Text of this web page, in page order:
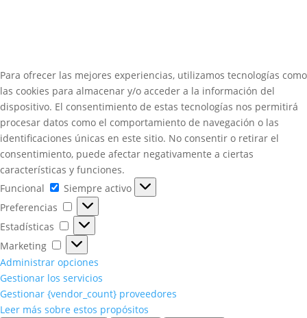
Para ofrecer las mejores experiencias, utilizamos tecnologías como
las cookies para almacenar y/o acceder a la información del
dispositivo. El consentimiento de estas tecnologías nos permitirá
procesar datos como el comportamiento de navegación o las
identificaciones únicas en este sitio. No consentir o retirar el
consentimiento, puede afectar negativamente a ciertas
características y funciones.
Funcional
Funcional
Siempre activo
Preferencias
Preferencias
Estadísticas
Estadísticas
Marketing
Marketing
Administrar opciones
Gestionar los servicios
Gestionar {vendor_count} proveedores
Leer más sobre estos propósitos